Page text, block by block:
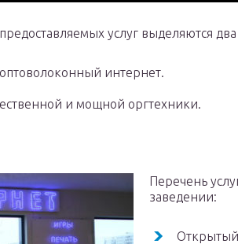
услуг выделяются два
интернет.
и мощной оргтехники.
Перечень
заведении:
Открытый